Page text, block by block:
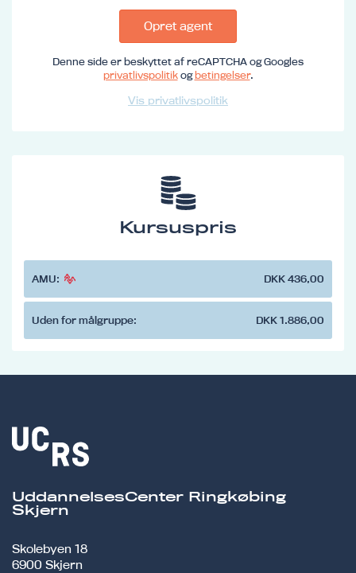
Opret agent
Denne side er beskyttet af reCAPTCHA og Googles
privatlivspolitikogbetingelser.
Vis privatlivspolitik
Kursuspris
AMU: DKK 436,00
Uden for målgruppe: DKK 1.886,00
UddannelsesCenter Ringkøbing
Skjern
Skolebyen 18
6900 Skjern